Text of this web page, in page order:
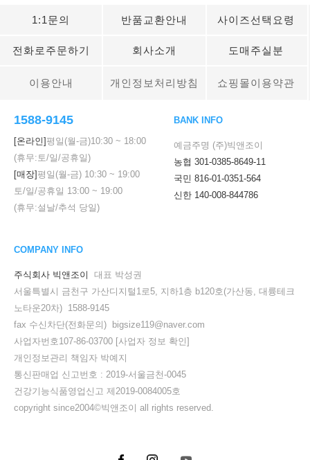
1:1문의 반품교환안내 사이즈선택요령
전화로주문하기 회사소개 도매주실분
이용안내 개인정보처리방침 쇼핑몰이용약관
1588-9145
[온라인]평일(월-금)10:30 ~ 18:00
(휴무:토/일/공휴일)
[매장]평일(월-금) 10:30 ~ 19:00
토/일/공휴일 13:00 ~ 19:00
(휴무:설날/추석 당일)
BANK INFO
예금주명 (주)빅앤조이
농협 301-0385-8649-11
국민 816-01-0351-564
신한 140-008-844786
COMPANY INFO
주식회사 빅앤조이
대표 박성권
서울특별시 금천구 가산디지털1로5, 지하1층 b120호(가산동, 대륭테크
노타운20차) 1588-9145
fax 수신차단(전화문의) bigsize119@naver.com
사업자번호107-86-03700 [사업자 정보 확인]
개인정보관리 책임자 박예지
통신판매업 신고번호 : 2019-서울금천-0045
건강기능식품영업신고 제2019-0084005호
copyright since2004©빅앤조이 all rights reserved.